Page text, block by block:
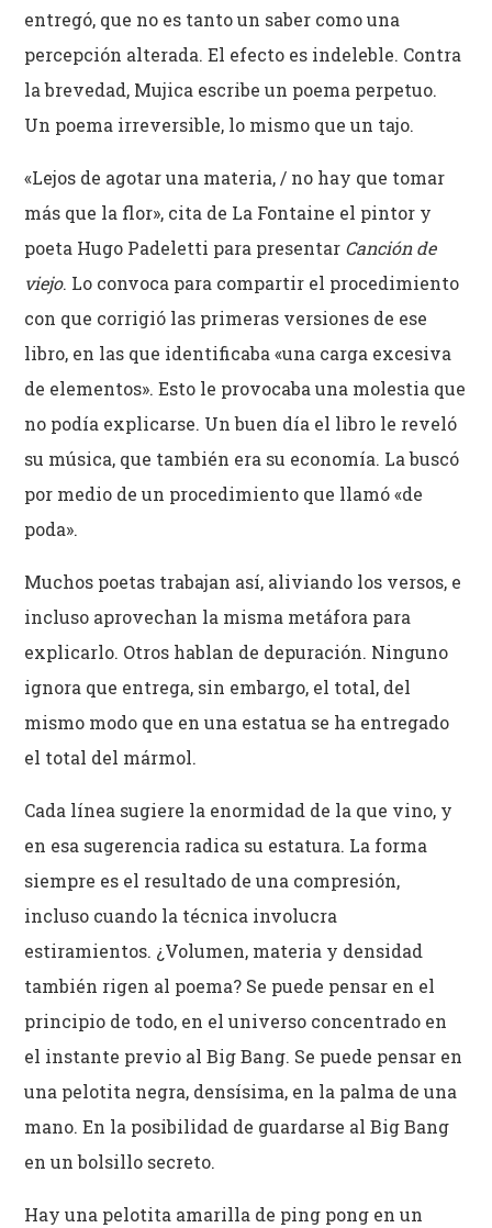
entregó, que no es tanto un saber como una
percepción alterada. El efecto es indeleble. Contra
la brevedad, Mujica escribe un poema perpetuo.
Un poema irreversible, lo mismo que un tajo.
«Lejos de agotar una materia, / no hay que tomar
más que la flor», cita de La Fontaine el pintor y
poeta Hugo Padeletti para presentar Canción de
viejo. Lo convoca para compartir el procedimiento
con que corrigió las primeras versiones de ese
libro, en las que identificaba «una carga excesiva
de elementos». Esto le provocaba una molestia que
no podía explicarse. Un buen día el libro le reveló
su música, que también era su economía. La buscó
por medio de un procedimiento que llamó «de
poda».
Muchos poetas trabajan así, aliviando los versos, e
incluso aprovechan la misma metáfora para
explicarlo. Otros hablan de depuración. Ninguno
ignora que entrega, sin embargo, el total, del
mismo modo que en una estatua se ha entregado
el total del mármol.
Cada línea sugiere la enormidad de la que vino, y
en esa sugerencia radica su estatura. La forma
siempre es el resultado de una compresión,
incluso cuando la técnica involucra
estiramientos. ¿Volumen, materia y densidad
también rigen al poema? Se puede pensar en el
principio de todo, en el universo concentrado en
el instante previo al Big Bang. Se puede pensar en
una pelotita negra, densísima, en la palma de una
mano. En la posibilidad de guardarse al Big Bang
en un bolsillo secreto.
Hay una pelotita amarilla de ping pong en un